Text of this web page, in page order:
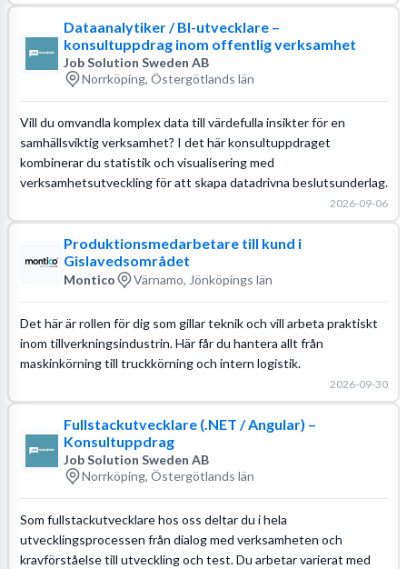
Dataanalytiker / BI-utvecklare –
konsultuppdrag inom offentlig verksamhet
Job Solution Sweden AB
Norrköping, Östergötlands län
Vill du omvandla komplex data till värdefulla insikter för en
samhällsviktig verksamhet? I det här konsultuppdraget
kombinerar du statistik och visualisering med
verksamhetsutveckling för att skapa datadrivna beslutsunderlag.
2026-09-06
Produktionsmedarbetare till kund i
Gislavedsområdet
Montico Värnamo, Jönköpings län
Det här är rollen för dig som gillar teknik och vill arbeta praktiskt
inom tillverkningsindustrin. Här får du hantera allt från
maskinkörning till truckkörning och intern logistik.
2026-09-30
Fullstackutvecklare (.NET / Angular) –
Konsultuppdrag
Job Solution Sweden AB
Norrköping, Östergötlands län
Som fullstackutvecklare hos oss deltar du i hela
utvecklingsprocessen från dialog med verksamheten och
kravförståelse till utveckling och test. Du arbetar varierat med